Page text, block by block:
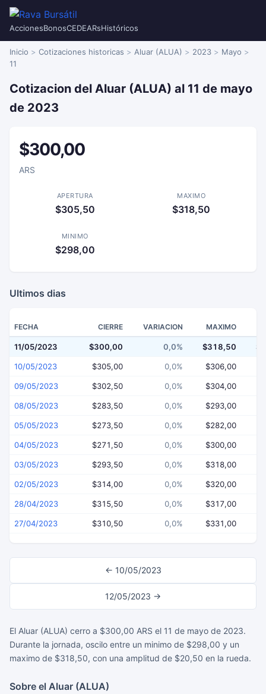
AccionesBonosCEDEARsHistóricos
Inicio Cotizaciones historicas Aluar (ALUA) 2023
Mayo
11
Cotizacion del Aluar (ALUA) al 11 de mayo
de 2023
$300,00
ARS
APERTURA
$305,50
MAXIMO
$318,50
MINIMO
$298,00
Ultimos dias
FECHA CIERRE VARIACION MAXIMO
11/05/2023 $300,00 0,0% $318,50
10/05/2023 $305,00 0,0% $306,00
09/05/2023 $302,50 0,0% $304,00
08/05/2023 $283,50 0,0% $293,00
05/05/2023 $273,50 0,0% $282,00
04/05/2023 $271,50 0,0% $300,00
03/05/2023 $293,50 0,0% $318,00
02/05/2023 $314,00 0,0% $320,00
28/04/2023 $315,50 0,0% $317,00
27/04/2023 $310,50 0,0% $331,00
← 10/05/2023
12/05/2023 →
El Aluar (ALUA) cerro a $300,00 ARS el 11 de mayo de 2023.
Durante la jornada, oscilo entre un minimo de $298,00 y un
maximo de $318,50, con una amplitud de $20,50 en la rueda.
Sobre el Aluar (ALUA)